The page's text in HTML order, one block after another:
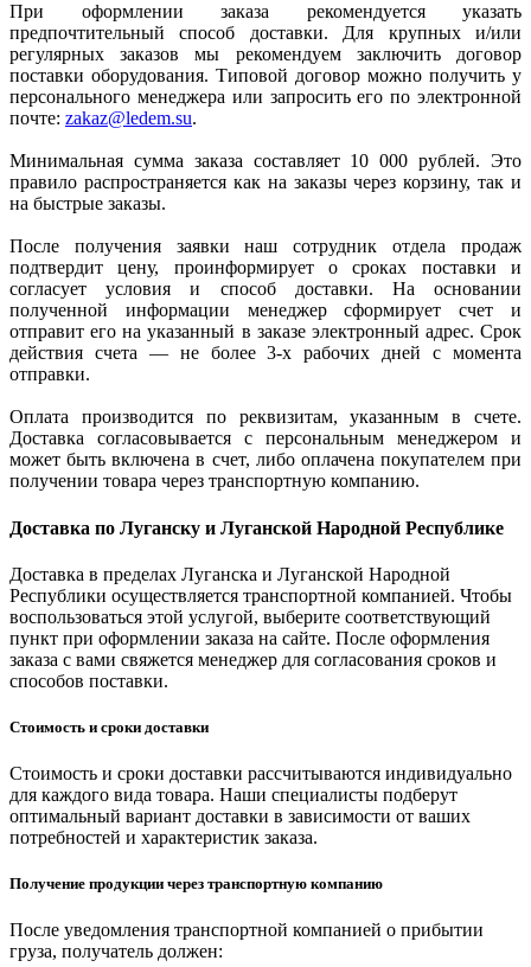
При оформлении заказа рекомендуется указать
предпочтительный способ доставки. Для крупных и/или
регулярных заказов мы рекомендуем заключить договор
поставки оборудования. Типовой договор можно получить у
персонального менеджера или запросить его по электронной
почте: zakaz@ledem.su.
Минимальная сумма заказа составляет 10 000 рублей. Это
правило распространяется как на заказы через корзину, так и
на быстрые заказы.
После получения заявки наш сотрудник отдела продаж
подтвердит цену, проинформирует о сроках поставки и
согласует условия и способ доставки. На основании
полученной информации менеджер сформирует счет и
отправит его на указанный в заказе электронный адрес. Срок
действия счета — не более 3-х рабочих дней с момента
отправки.
Оплата производится по реквизитам, указанным в счете.
Доставка согласовывается с персональным менеджером и
может быть включена в счет, либо оплачена покупателем при
получении товара через транспортную компанию.
Доставка по Луганску и Луганской Народной Республике
Доставка в пределах Луганска и Луганской Народной
Республики осуществляется транспортной компанией. Чтобы
воспользоваться этой услугой, выберите соответствующий
пункт при оформлении заказа на сайте. После оформления
заказа с вами свяжется менеджер для согласования сроков и
способов поставки.
Стоимость и сроки доставки
Стоимость и сроки доставки рассчитываются индивидуально
для каждого вида товара. Наши специалисты подберут
оптимальный вариант доставки в зависимости от ваших
потребностей и характеристик заказа.
Получение продукции через транспортную компанию
После уведомления транспортной компанией о прибытии
груза, получатель должен: